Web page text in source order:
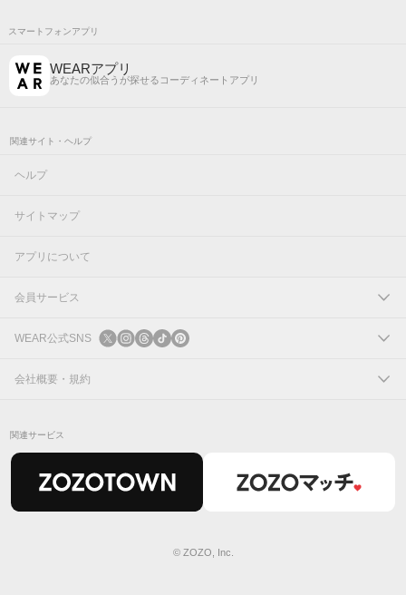
スマートフォンアプリ
WEARアプリ
あなたの似合うが探せるコーディネートアプリ
関連サイト・ヘルプ
ヘルプ
サイトマップ
アプリについて
会員サービス
ログイン
新規会員登録
WEAR公式SNS
X
会社概要・規約
関連サービス
© ZOZO, Inc.